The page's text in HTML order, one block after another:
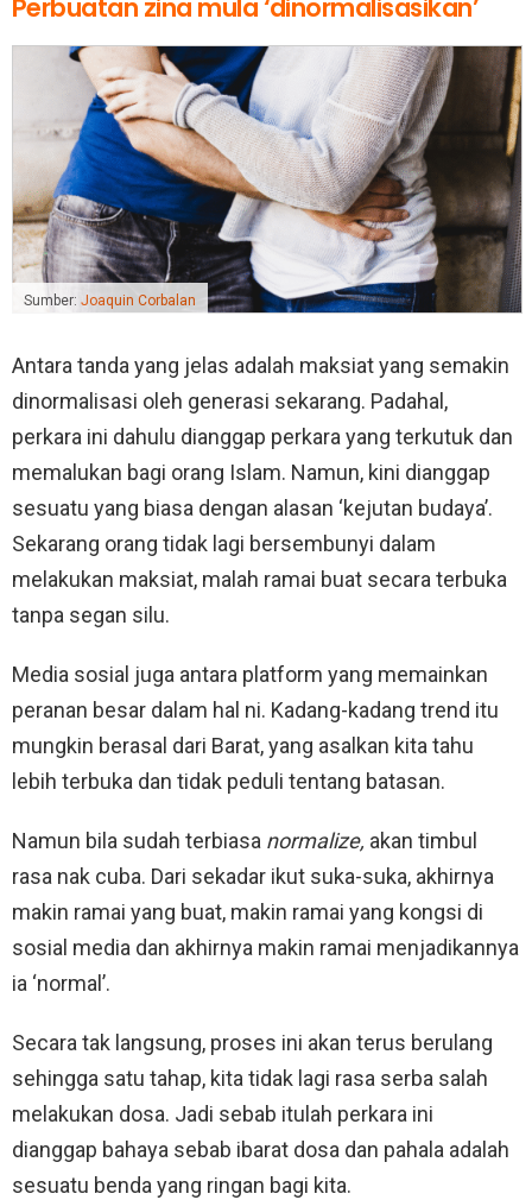
Perbuatan zina mula ‘dinormalisasikan’
Sumber: Joaquin Corbalan
Antara tanda yang jelas adalah maksiat yang semakin
dinormalisasi oleh generasi sekarang. Padahal,
perkara ini dahulu dianggap perkara yang terkutuk dan
memalukan bagi orang Islam. Namun, kini dianggap
sesuatu yang biasa dengan alasan ‘kejutan budaya’.
Sekarang orang tidak lagi bersembunyi dalam
melakukan maksiat, malah ramai buat secara terbuka
tanpa segan silu.
Media sosial juga antara platform yang memainkan
peranan besar dalam hal ni. Kadang-kadang trend itu
mungkin berasal dari Barat, yang asalkan kita tahu
lebih terbuka dan tidak peduli tentang batasan.
Namun bila sudah terbiasa normalize, akan timbul
rasa nak cuba. Dari sekadar ikut suka-suka, akhirnya
makin ramai yang buat, makin ramai yang kongsi di
sosial media dan akhirnya makin ramai menjadikannya
ia ‘normal’.
Secara tak langsung, proses ini akan terus berulang
sehingga satu tahap, kita tidak lagi rasa serba salah
melakukan dosa. Jadi sebab itulah perkara ini
dianggap bahaya sebab ibarat dosa dan pahala adalah
sesuatu benda yang ringan bagi kita.